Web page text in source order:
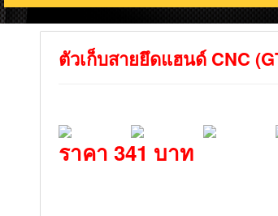
ตัวเก็บสายยึดแฮนด์ CNC
ราคา 341 บาท